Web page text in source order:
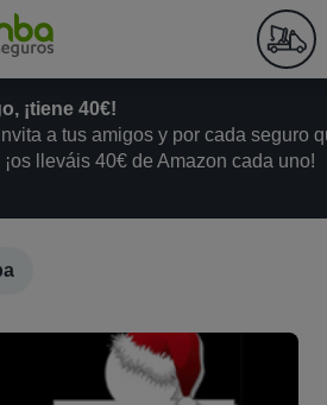
¡tiene 40€!
a tus amigos y por cada seguro
lleváis 40€ de Amazon cada uno!